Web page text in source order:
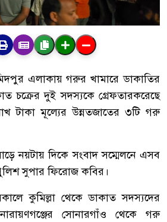
এলাকায় গরুর খামারে ডাকাতির
চক্রের দুই সদস্যকে গ্রেফতারকরেছে
টাকা মূল্যের উন্নতজাতের ৩টি গরু
নয়টায় দিকে সংবাদ সম্মেলনে এসব
সুপার ফিরোজ কবির।
কুমিল্লা থেকে ডাকাত সদস্যদের
নারায়ণগঞ্জের সোনারগাঁও থেকে
গরু